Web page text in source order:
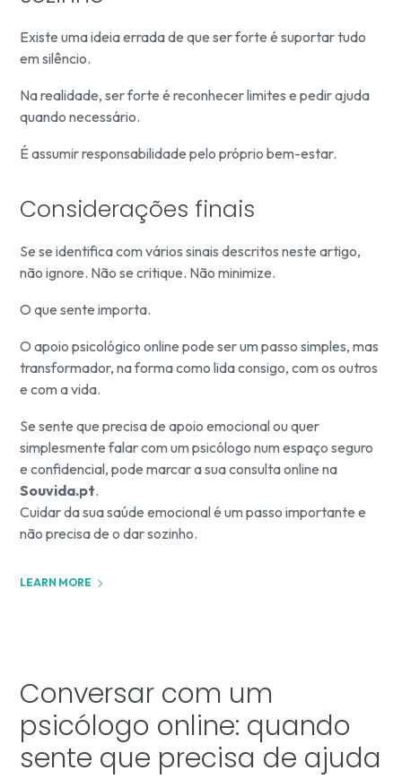
Existe uma ideia errada de que ser forte é suportar tudo
em silêncio.
Na realidade, ser forte é reconhecer limites e pedir ajuda
quando necessário.
É assumir responsabilidade pelo próprio bem-estar.
Considerações finais
Se se identifica com vários sinais descritos neste artigo,
não ignore. Não se critique. Não minimize.
O que sente importa.
O apoio psicológico online pode ser um passo simples, mas
transformador, na forma como lida consigo, com os outros
e com a vida.
Se sente que precisa de apoio emocional ou quer
simplesmente falar com um psicólogo num espaço seguro
e confidencial, pode marcar a sua consulta online na
Souvida.pt.
Cuidar da sua saúde emocional é um passo importante e
não precisa de o dar sozinho.
LEARN MORE
Conversar com um
psicólogo online: quando
sente que precisa de ajuda